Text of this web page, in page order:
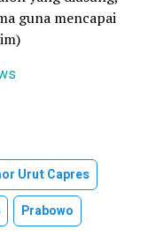
guna mencapai
Urut Capres
Prabowo